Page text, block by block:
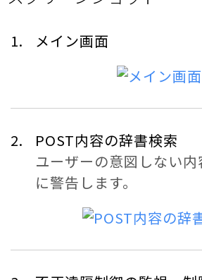
メイン画面
POST内容の辞書検索
ユーザーの意図しない
に警告します。